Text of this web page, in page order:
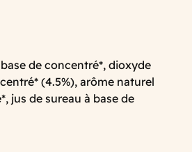
de concentré*, dioxyde
(4.5%), arôme naturel
jus de sureau à base de